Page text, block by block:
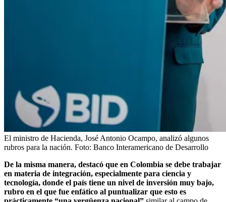
El ministro de Hacienda, José Antonio Ocampo, analizó algunos
rubros para la nación. Foto: Banco Interamericano de Desarrollo
De la misma manera, destacó que en Colombia se debe trabajar
en materia de integración, especialmente para ciencia y
tecnología, donde el país tiene un nivel de inversión muy bajo,
rubro en el que fue enfático al puntualizar que esto es